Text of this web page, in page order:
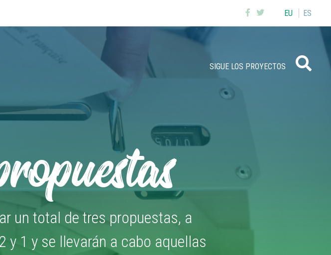
EU ES
SIGUE LOS PROYECTOS
un total de tres propuestas, a
y 1 y se llevarán a cabo aquellas